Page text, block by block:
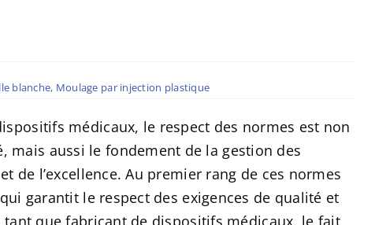
blanche, Moulage par injection plastique
médicaux, le respect des normes est non
mais aussi le fondement de la gestion des
de l’excellence. Au premier rang de ces normes
garantit le respect des exigences de qualité et
que fabricant de dispositifs médicaux, le fait